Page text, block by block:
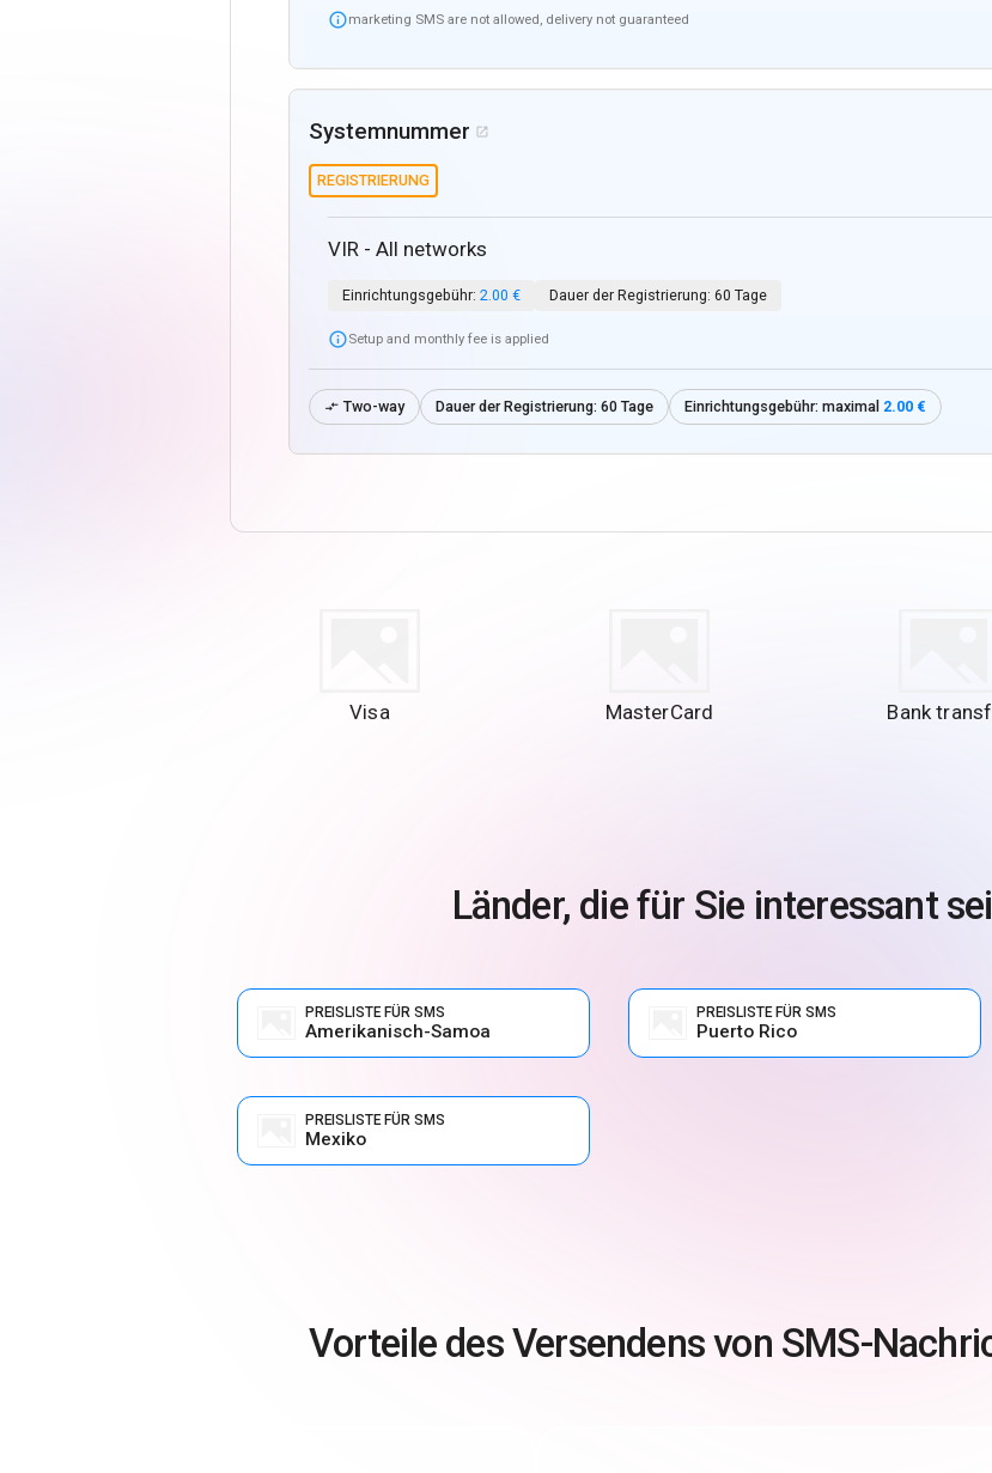
marketing SMS are not allowed, delivery not guaranteed
Systemnummer 
REGISTRIERUNG
VIR - All networks
Einrichtungsgebühr: 2.00 € Dauer der Registrierung: 60 Tage
Setup and monthly fee is applied
 Two-way Dauer der Registrierung: 60 Tage Einrichtungsgebühr: maximal 2.00 €
Visa MasterCard Bank
Länder, die für Sie interessant
PREISLISTE FÜR SMS
Amerikanisch-Samoa
PREISLISTE FÜR SMS
Puerto Rico
PREISLISTE FÜR SMS
Mexiko
Vorteile des Versendens von SMS-